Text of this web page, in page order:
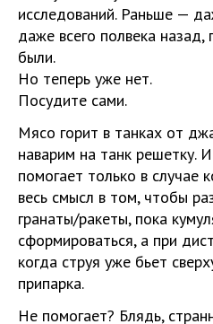
исследований. Раньше —
даже всего полвека
были.
Но теперь уже нет.
Посудите сами.
Мясо горит в танках от
наварим на танк решетку.
помогает только в случае
весь смысл в том, чтобы
гранаты/ракеты, пока
сформироваться, а при
когда струя уже бьет
припарка.
Не помогает? Блядь,